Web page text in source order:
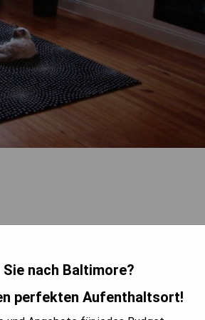
Sie nach Baltimore?
perfekten Aufenthaltsort!